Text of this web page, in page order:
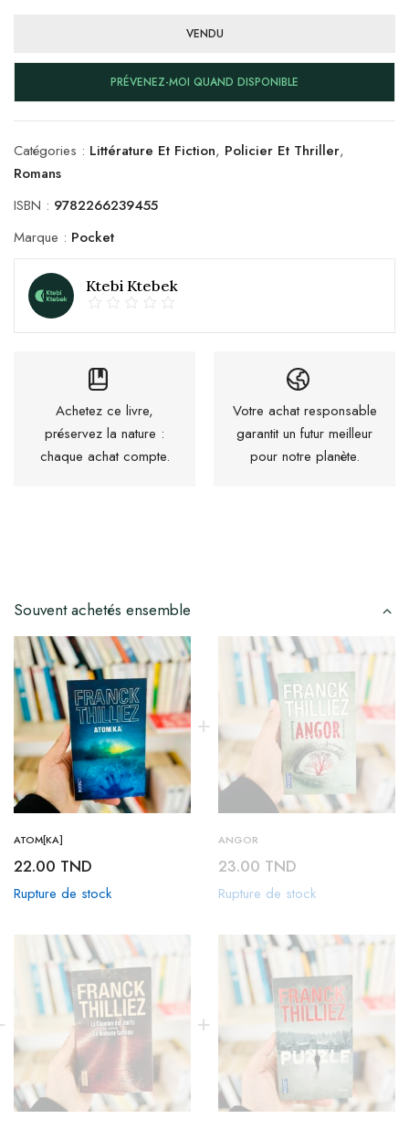
VENDU
PRÉVENEZ-MOI QUAND DISPONIBLE
Catégories : Littérature Et Fiction, Policier Et Thriller,
Romans
ISBN : 9782266239455
Marque : Pocket
Ktebi Ktebek
Achetez ce livre,
préservez la nature :
chaque achat compte.
Votre achat responsable
garantit un futur meilleur
pour notre planète.
Souvent achetés ensemble
ATOM[KA]
22.00 TND
Rupture de stock
ANGOR
23.00 TND
Rupture de stock